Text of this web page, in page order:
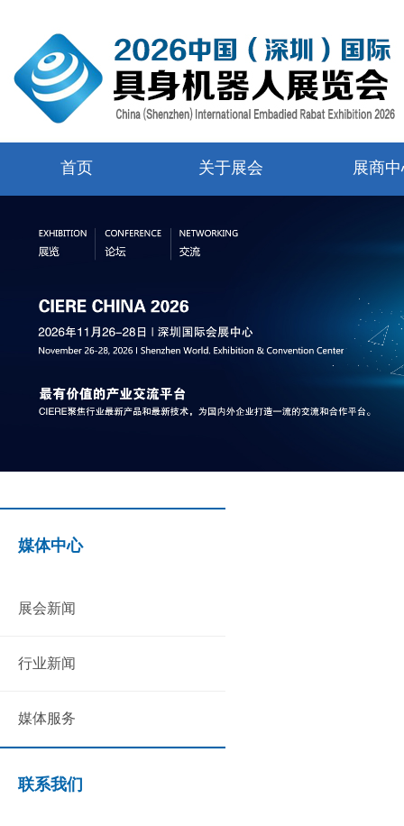
首页 关于展会 展商
媒体中心
展会新闻
行业新闻
媒体服务
联系我们